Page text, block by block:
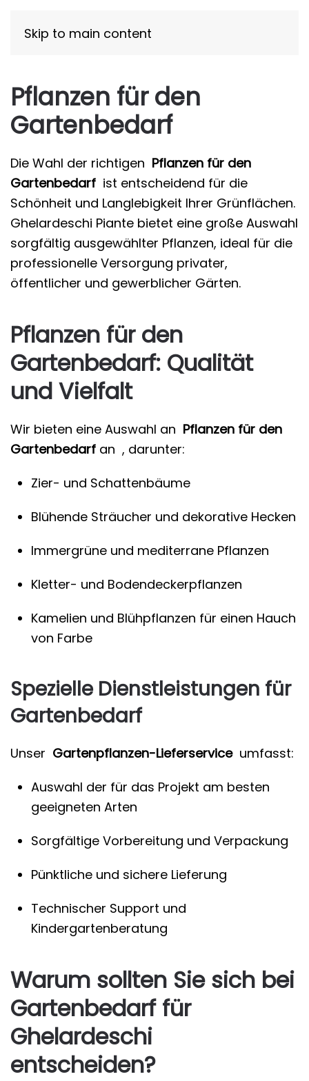
Skip to main content
Pflanzen für den
Gartenbedarf
Die Wahl der richtigen Pflanzen für den
Gartenbedarf ist entscheidend für die
Schönheit und Langlebigkeit Ihrer Grünflächen.
Ghelardeschi Piante bietet eine große Auswahl
sorgfältig ausgewählter Pflanzen, ideal für die
professionelle Versorgung privater,
öffentlicher und gewerblicher Gärten.
Pflanzen für den
Gartenbedarf: Qualität
und Vielfalt
Wir bieten eine Auswahl an Pflanzen für den
Gartenbedarf an , darunter:
Zier- und Schattenbäume
Blühende Sträucher und dekorative Hecken
Immergrüne und mediterrane Pflanzen
Kletter- und Bodendeckerpflanzen
Kamelien und Blühpflanzen für einen Hauch
von Farbe
Spezielle Dienstleistungen für
Gartenbedarf
Unser Gartenpflanzen-Lieferserviceumfasst:
Auswahl der für das Projekt am besten
geeigneten Arten
Sorgfältige Vorbereitung und Verpackung
Pünktliche und sichere Lieferung
Technischer Support und
Kindergartenberatung
Warum sollten Sie sich bei
Gartenbedarf für
Ghelardeschi
entscheiden?